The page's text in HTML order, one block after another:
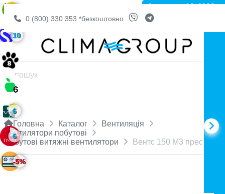
0 (800) 330 353 *безкоштовно
Головна Каталог
Вентиляція
Вентилятори побутові
Побутові витяжні вентилятори
Вентс 150 М3 прес
Артикул: 10-4069
10
6
6
-5%